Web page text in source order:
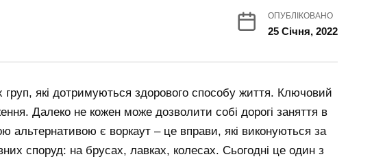
ОПУБЛІКОВАНО
25 Січня, 2022
груп, які дотримуються здорового способу життя. Ключовий
Далеко не кожен може дозволити собі дорогі заняття в
альтернативою є воркаут – це вправи, які виконуються за
споруд: на брусах, лавках, колесах. Сьогодні це один з